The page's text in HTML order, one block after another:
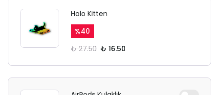
Holo Kitten
%40
₺ 27.50 ₺ 16.50